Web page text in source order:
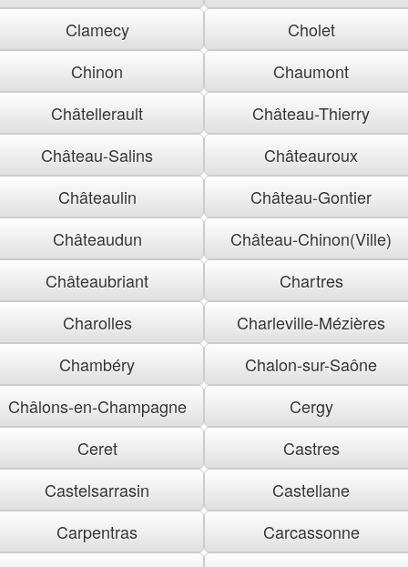
Clamecy
Cholet
Chinon
Chaumont
Châtellerault
Château-Thierry
Château-Salins
Châteauroux
Châteaulin
Château-Gontier
Châteaudun
Château-Chinon(Ville)
Châteaubriant
Chartres
Charolles
Charleville-Mézières
Chambéry
Chalon-sur-Saône
Châlons-en-Champagne
Cergy
Ceret
Castres
Castelsarrasin
Castellane
Carpentras
Carcassonne